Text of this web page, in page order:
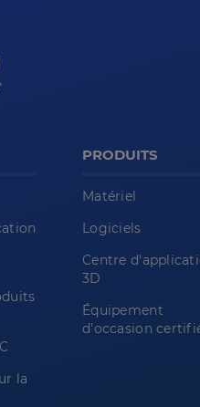
la
PRODUITS
Matériel
Logiciels
Centre
3D
Équipement
d'occasion